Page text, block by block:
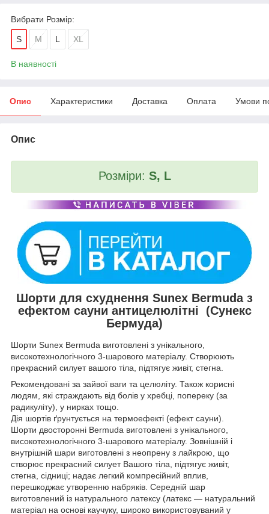
Вибрати Розмір:
S М L XL
В наявності
Опис Характеристики Доставка Оплата Умови
Опис
Розміри: S, L
Шорти для схуднення Sunex Bermuda з
ефектом сауни антицелюлітні (Сунекс
Бермуда)
Шорти Sunex Bermuda виготовлені з унікального,
високотехнологічного 3-шарового матеріалу. Створюють
прекрасний силует вашого тіла, підтягує живіт, стегна.
Рекомендовані за зайвої ваги та целюліту. Також корисні
людям, які страждають від болів у хребці, попереку (за
радикуліту), у нирках тощо.
Дія шортів ґрунтується на термоефекті (ефект сауни).
Шорти двосторонні Bermuda виготовлені з унікального,
високотехнологічного 3-шарового матеріалу. Зовнішній і
внутрішній шари виготовлені з неопрену з лайкрою, що
створює прекрасний силует Вашого тіла, підтягує живіт,
стегна, сідниці; надає легкий компресійний вплив,
перешкоджає утворенню набряків. Середній шар
виготовлений із натурального латексу (латекс — натуральний
матеріал на основі каучуку, широко використовуваний у